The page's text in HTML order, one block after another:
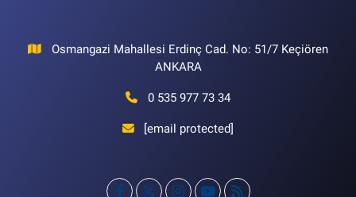
Osmangazi Mahallesi Erdinç Cad. No: 51/7 Keçiören
ANKARA
0 535 977 73 34
[email protected]